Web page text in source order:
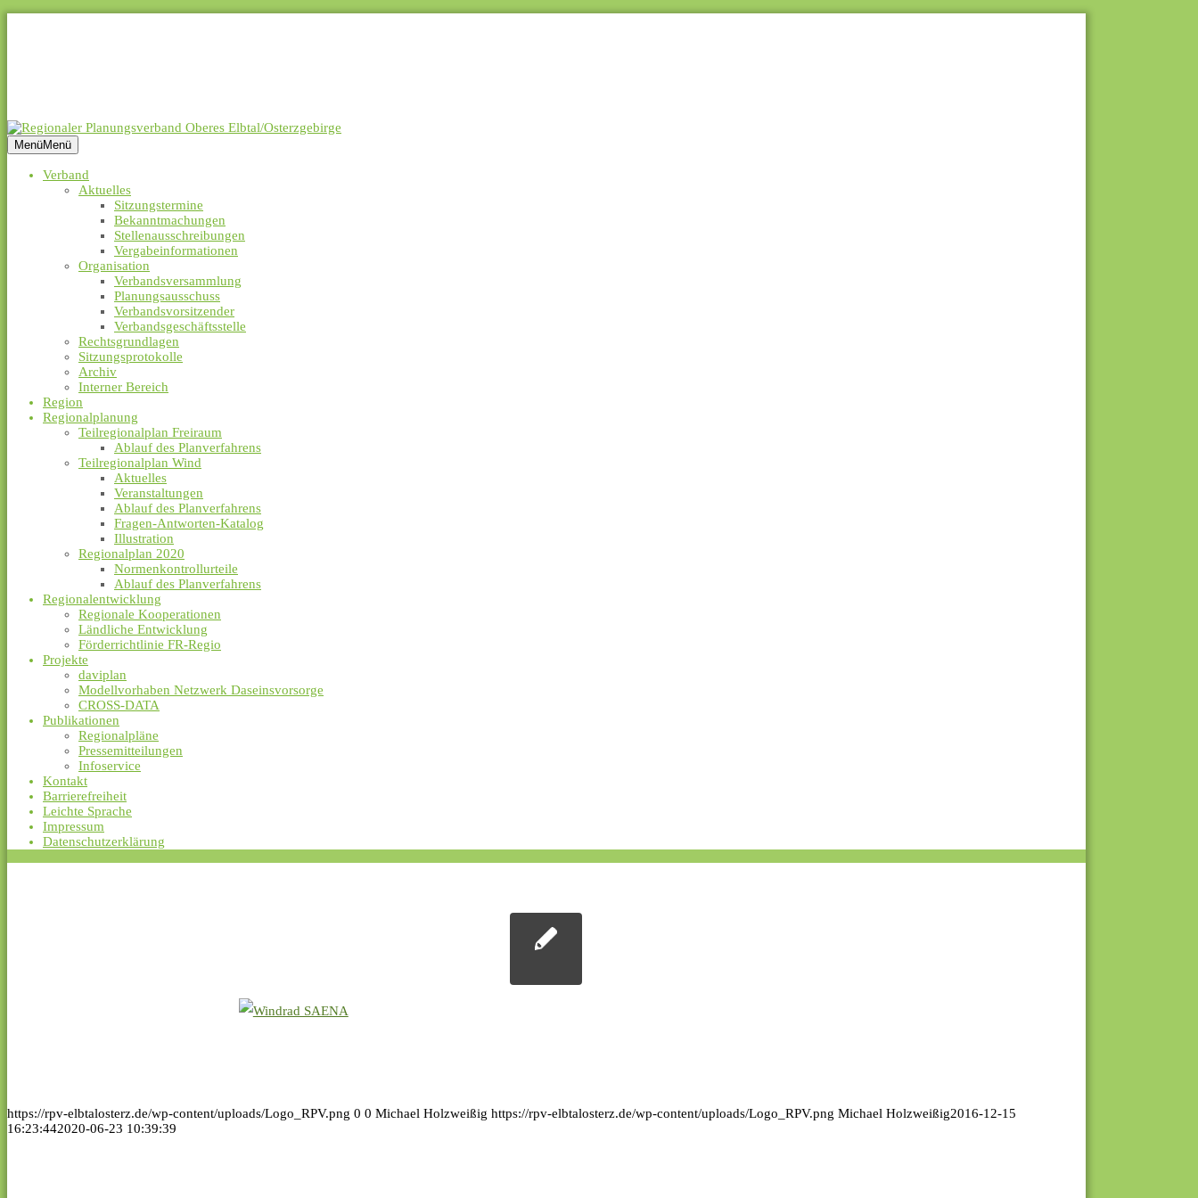
MenüMenü
Verband
Aktuelles
Sitzungstermine
Bekanntmachungen
Stellenausschreibungen
Vergabeinformationen
Organisation
Verbandsversammlung
Planungsausschuss
Verbandsvorsitzender
Verbandsgeschäftsstelle
Rechtsgrundlagen
Sitzungsprotokolle
Archiv
Interner Bereich
Region
Regionalplanung
Teilregionalplan Freiraum
Ablauf des Planverfahrens
Teilregionalplan Wind
Aktuelles
Veranstaltungen
Ablauf des Planverfahrens
Fragen-Antworten-Katalog
Illustration
Regionalplan 2020
Normenkontrollurteile
Ablauf des Planverfahrens
Regionalentwicklung
Regionale Kooperationen
Ländliche Entwicklung
Förderrichtlinie FR-Regio
Projekte
daviplan
Modellvorhaben Netzwerk Daseinsvorsorge
CROSS-DATA
Publikationen
Regionalpläne
Pressemitteilungen
Infoservice
Kontakt
Barrierefreiheit
Leichte Sprache
Impressum
Datenschutzerklärung
https://rpv-elbtalosterz.de/wp-content/uploads/Logo_RPV.png 0 0 Michael Holzweißig https://rpv-elbtalosterz.de/wp-content/uploads/Logo_RPV.png Michael Holzweißig2016-12-15
16:23:442020-06-23 10:39:39